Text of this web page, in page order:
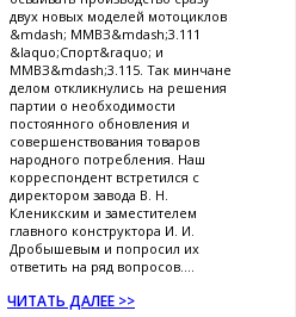
двух новых моделей мотоциклов
&mdash; ММВЗ&mdash;3.111
&laquo;Спорт&raquo; и
ММВЗ&mdash;3.115. Так минчане
делом откликнулись на решения
партии о необходимости
постоянного обновления и
совершенствования товаров
народного потребления. Наш
корреспондент встретился с
директором завода В. Н.
Кленикским и заместителем
главного конструктора И. И.
Дробышевым и попросил их
ответить на ряд вопросов....
ЧИТАТЬ ДАЛЕЕ >>